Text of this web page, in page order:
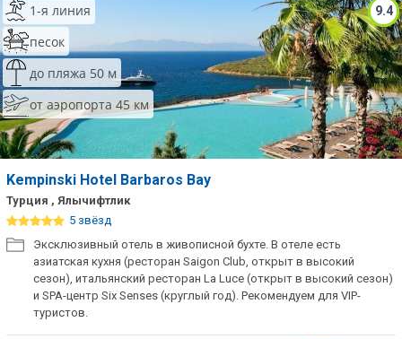
9.4
1-я линия
песок
до пляжа 50 м
от аэропорта 45 км
Kempinski Hotel Barbaros Bay
Турция , Ялычифтлик
5 звёзд
Эксклюзивный отель в живописной бухте. В отеле есть
азиатская кухня (ресторан Saigon Club, открыт в высокий
сезон), итальянский ресторан La Luce (открыт в высокий сезон)
и SPA-центр Six Senses (круглый год). Рекомендуем для VIP-
туристов.